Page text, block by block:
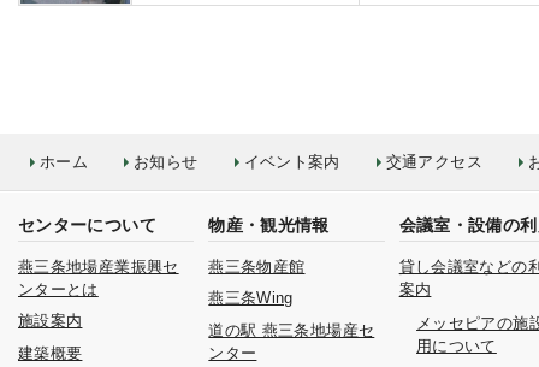
ホーム お知らせ イベント案内 交通アクセス
センターについて
燕三条地場産業振興セ
ンターとは
施設案内
建築概要
物産・観光情報
燕三条物産館
燕三条Wing
道の駅 燕三条地場産セ
ンター
会議室・設備の
貸し会議室などの
案内
メッセピアの施
用について